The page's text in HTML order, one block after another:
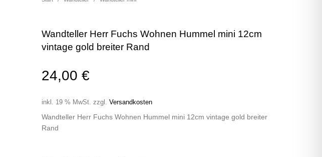
Taschen/Turnbeutel Tassen
Wandteller Herr Fuchs Wohnen Hummel mini 12cm
vintage gold breiter Rand
24,00 €
inkl. 19 % MwSt. zzgl. Versandkosten
Wandteller Herr Fuchs Wohnen Hummel mini 12cm vintage gold breiter
Rand